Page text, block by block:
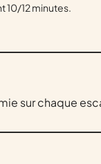
10/12 minutes.
sur chaque